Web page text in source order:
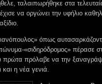
ταλαιπωρήθηκε στα
να οργώνει την υφήλιο
όπως
«σιδηρόδρομος» πέρασε
πρώτα πρόλαβε να την
η νέα γενιά.